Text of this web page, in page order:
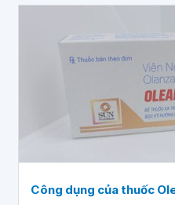
Công dụng của thuốc